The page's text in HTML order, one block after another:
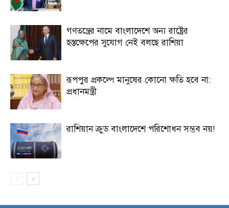
গণতন্ত্রের নামে বাংলাদেশে অন্য রাষ্ট্রের
হস্তক্ষেপের সুযোগ নেই বলছে রাশিয়া
রূপপুর প্রকল্পে মানুষের কোনো ক্ষতি হবে না:
প্রধানমন্ত্রী
রাশিয়ান ক্রুড বাংলাদেশে পরিশোধন সম্ভব নয়!